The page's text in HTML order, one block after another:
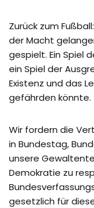
Zurück zum
der Macht
gespielt. Ein Spiel
ein Spiel der
Existenz und das
gefährden könnte.
Wir fordern die
in Bundestag,
unsere
Demokratie zu
gesetzlich für